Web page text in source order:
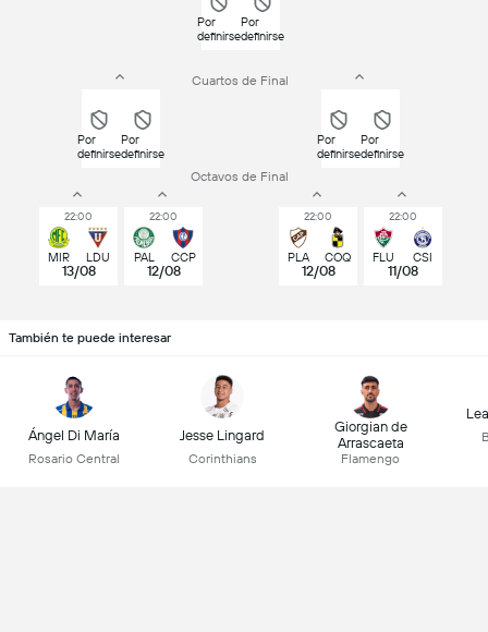
Octavos de Final
22:00
MIR LDU
13/08
22:00
PAL CCP
12/08
22:00
PLA COQ
12/08
22:00
FLU CSI
11/08
Cuartos de Final
Por
definirse
Por
definirse
Por
definirse
Por
definirse
Por
definirse
Por
definirse
También te puede interesar
Ángel Di María
Rosario Central
Jesse Lingard
Corinthians
Giorgian de
Arrascaeta
Flamengo